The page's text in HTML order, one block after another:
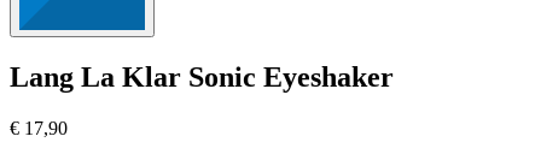
Lang La Klar Sonic Eyeshaker
€ 17,90